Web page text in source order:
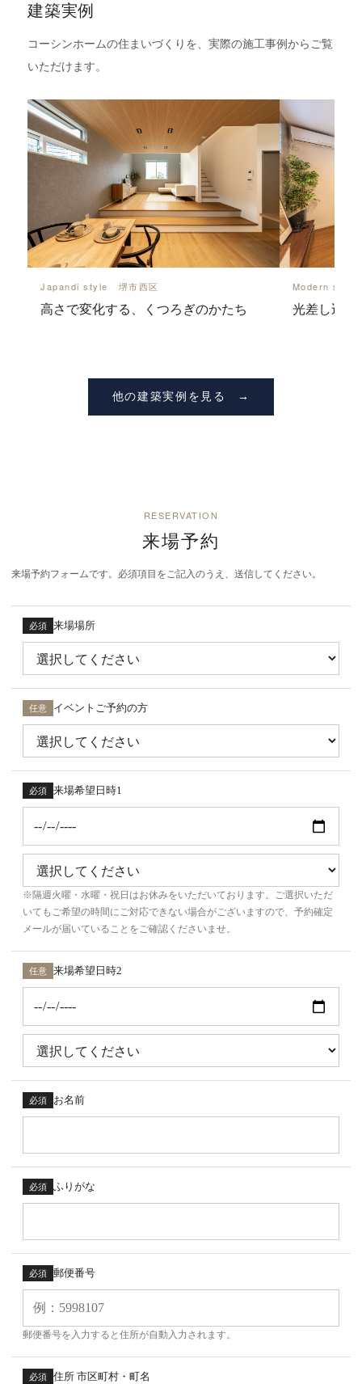
建築実例
コーシンホームの住まいづくりを、実際の施工事例からご覧
いただけます。
Japandi style 堺市西区
高さで変化する、くつろぎのかたち
Modern
光差し込む
他の建築実例を見る
RESERVATION
来場予約
来場予約フォームです。必須項目をご記入のうえ、送信してください。
必須 来場場所
任意 イベントご予約の方
必須 来場希望日時1
※隔週火曜・水曜・祝日はお休みをいただいております。ご選択いただ
いてもご希望の時間にご対応できない場合がございますので、予約確定
メールが届いていることをご確認くださいませ。
任意 来場希望日時2
必須 お名前
必須 ふりがな
必須 郵便番号
郵便番号を入力すると住所が自動入力されます。
必須 住所 市区町村・町名